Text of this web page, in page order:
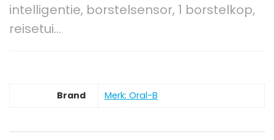
intelligentie, borstelsensor, 1 borstelkop,
reisetui…
Brand Merk: Oral-B